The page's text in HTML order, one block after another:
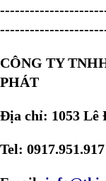
CÔNG TY
PHÁT
Địa chỉ: 1053 Lê
Tel: